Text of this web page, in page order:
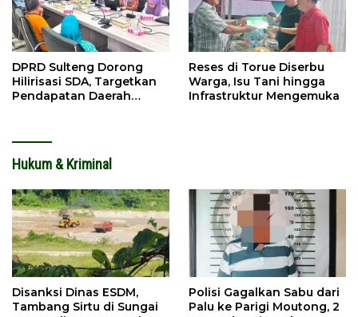
DPRD Sulteng Dorong
Hilirisasi SDA, Targetkan
Pendapatan Daerah
Reses di Torue Diserbu
Warga, Isu Tani hingga
Infrastruktur Mengemuka
Hukum & Kriminal
Disanksi Dinas ESDM,
Tambang Sirtu di Sungai
Polisi Gagalkan Sabu dari
Palu ke Parigi Moutong, 2